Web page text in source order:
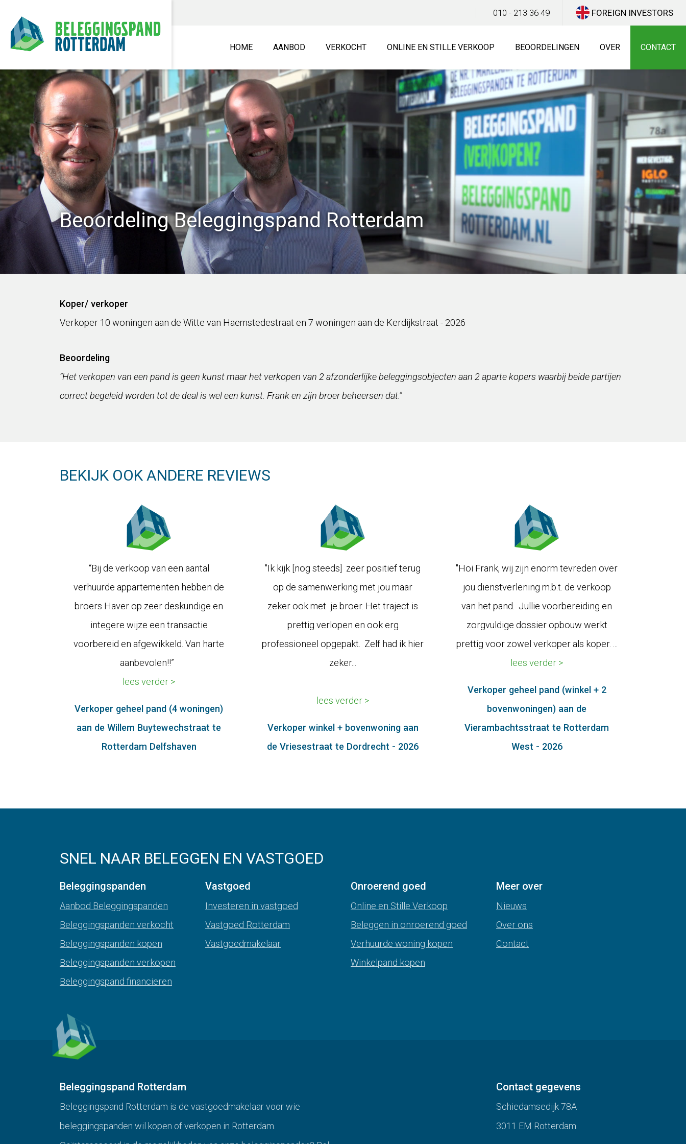
010 - 213 36 49 FOREIGN INVESTORS
HOME AANBOD VERKOCHT ONLINE EN STILLE VERKOOP BEOORDELINGEN OVER CONTACT
Beoordeling Beleggingspand Rotterdam
Koper/ verkoper
Verkoper 10 woningen aan de Witte van Haemstedestraat en 7 woningen aan de Kerdijkstraat - 2026
Beoordeling
“Het verkopen van een pand is geen kunst maar het verkopen van 2 afzonderlijke beleggingsobjecten aan 2 aparte kopers waarbij beide partijen
correct begeleid worden tot de deal is wel een kunst. Frank en zijn broer beheersen dat.”
BEKIJK OOK ANDERE REVIEWS
“Bij de verkoop van een aantal
verhuurde appartementen hebben de
broers Haver op zeer deskundige en
integere wijze een transactie
voorbereid en afgewikkeld. Van harte
aanbevolen!!”
lees verder >
Verkoper geheel pand (4 woningen)
aan de Willem Buytewechstraat te
Rotterdam Delfshaven
"Ik kijk [nog steeds] zeer positief terug
op de samenwerking met jou maar
zeker ook met je broer. Het traject is
prettig verlopen en ook erg
professioneel opgepakt. Zelf had ik hier
zeker...
lees verder >
Verkoper winkel + bovenwoning aan
de Vriesestraat te Dordrecht - 2026
"Hoi Frank, wij zijn enorm tevreden over
jou dienstverlening m.b.t. de verkoop
van het pand. Jullie voorbereiding en
zorgvuldige dossier opbouw werkt
prettig voor zowel verkoper als koper. ...
lees verder >
Verkoper geheel pand (winkel + 2
bovenwoningen) aan de
Vierambachtsstraat te Rotterdam
West - 2026
SNEL NAAR BELEGGEN EN VASTGOED
Beleggingspanden
Aanbod Beleggingspanden
Beleggingspanden verkocht
Beleggingspanden kopen
Beleggingspanden verkopen
Beleggingspand financieren
Vastgoed
Investeren in vastgoed
Vastgoed Rotterdam
Vastgoedmakelaar
Onroerend goed
Online en Stille Verkoop
Beleggen in onroerend goed
Verhuurde woning kopen
Winkelpand kopen
Meer over
Nieuws
Over ons
Contact
Beleggingspand Rotterdam
Beleggingspand Rotterdam is de vastgoedmakelaar voor wie
beleggingspanden wil kopen of verkopen in Rotterdam.
Contact gegevens
Schiedamsedijk 78A
3011 EM Rotterdam